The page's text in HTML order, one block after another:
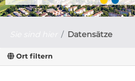
Datensätze
Ort filtern